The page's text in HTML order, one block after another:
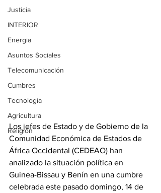
Justicia
INTERIOR
Energia
Asuntos Sociales
Telecomunicación
Cumbres
Tecnología
Agricultura
Religión
Los jefes de Estado y de Gobierno de la
Comunidad Económica de Estados de
África Occidental (CEDEAO) han
analizado la situación política en
Guinea-Bissau y Benín en una cumbre
celebrada este pasado domingo, 14 de